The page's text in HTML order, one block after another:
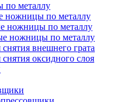
металлу
ножницы по металлу
ножницы по металлу
ножницы по металлу
снятия внешнего грата
снятия оксидного слоя